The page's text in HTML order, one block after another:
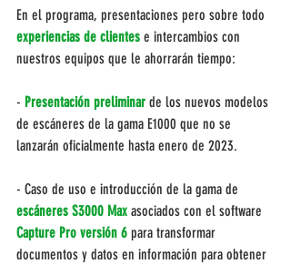
En el programa, presentaciones pero sobre todo
experiencias de clientes e intercambios con
nuestros equipos que le ahorrarán tiempo:
- Presentación preliminar de los nuevos modelos
de escáneres de la gama E1000 que no se
lanzarán oficialmente hasta enero de 2023.
- Caso de uso e introducción de la gama de
escáneres S3000 Max asociados con el software
Capture Pro versión 6 para transformar
documentos y datos en información para obtener